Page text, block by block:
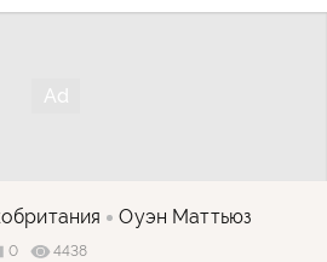
Оуэн Маттьюз
0
4438